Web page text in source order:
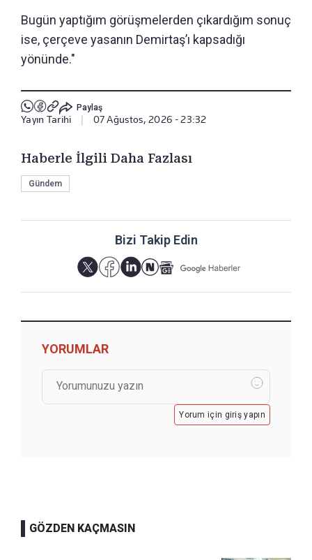
Bugün yaptığım görüşmelerden çıkardığım sonuç
ise, çerçeve yasanın Demirtaş’ı kapsadığı
yönünde."
Paylaş
Yayın Tarihi 07 Ağustos, 2026 - 23:32
Haberle İlgili Daha Fazlası
Gündem
Bizi Takip Edin
YORUMLAR
Yorum için giriş yapın
GÖZDEN KAÇMASIN